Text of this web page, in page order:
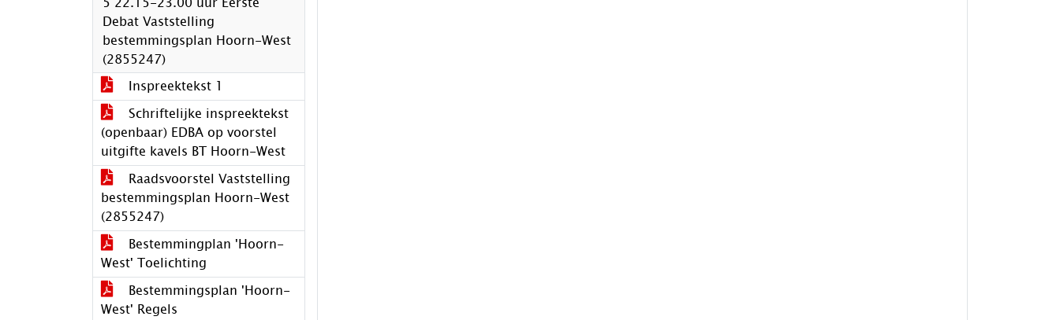
Debat Vaststelling
bestemmingsplan Hoorn-West
(2855247)
Inspreektekst 1
Schriftelijke inspreektekst
(openbaar) EDBA op voorstel
uitgifte kavels BT Hoorn-West
Raadsvoorstel Vaststelling
bestemmingsplan Hoorn-West
(2855247)
Bestemmingplan 'Hoorn-
West' Toelichting
Bestemmingsplan 'Hoorn-
West' Regels